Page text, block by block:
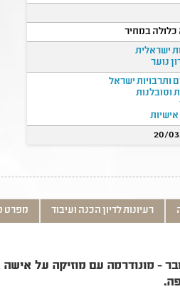
במחיר
ישראלית
נוער
ותרבויות ישראל
וסובלנות
אישיות
20/
רעיונות לדיון הכנה ועיבוד מפרט
- מונודרמה עם מוזיקה על